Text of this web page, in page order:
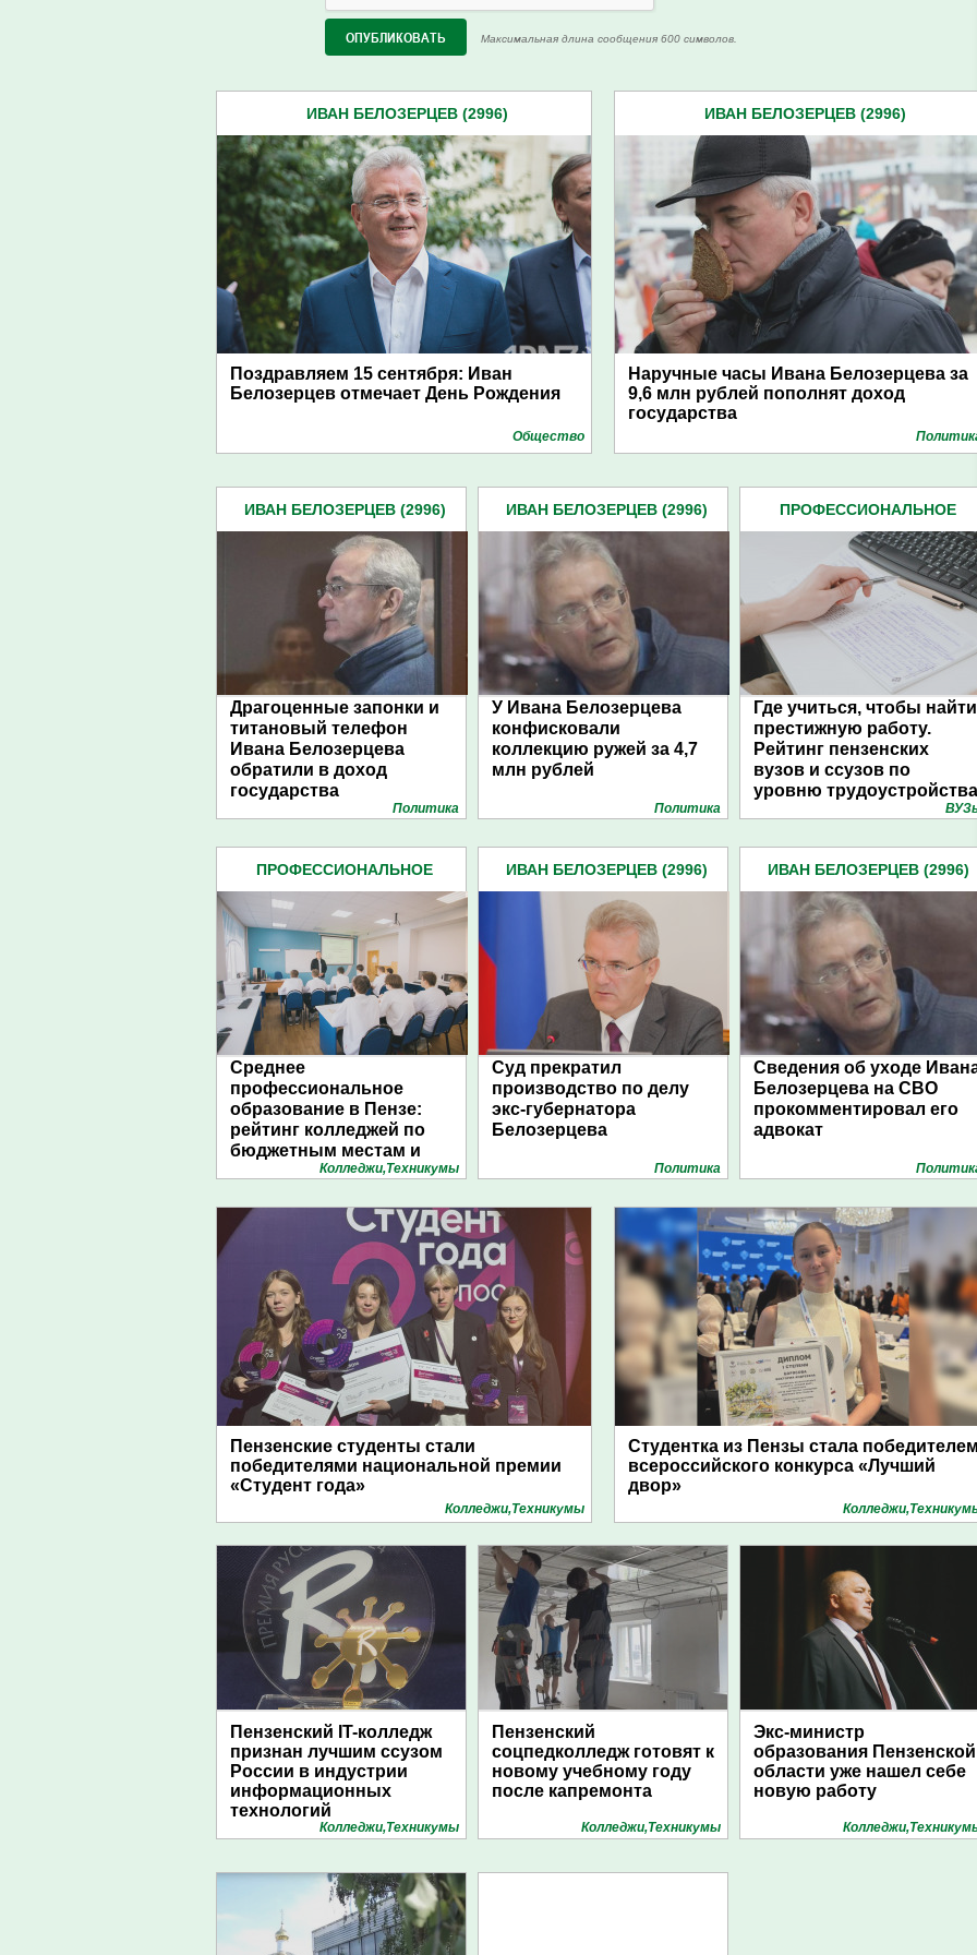
Максимальная длина сообщения 600 символов.
ИВАН БЕЛОЗЕРЦЕВ (2996)
Поздравляем 15 сентября: Иван
Белозерцев отмечает День Рождения
Общество
ИВАН БЕЛОЗЕРЦЕВ (2996)
Наручные часы Ивана Белозерцева за
9,6 млн рублей пополнят доход
государства
ИВАН БЕЛОЗЕРЦЕВ (2996)
Драгоценные запонки и
титановый телефон
Ивана Белозерцева
обратили в доход
государства
Политика
ИВАН БЕЛОЗЕРЦЕВ (2996)
У Ивана Белозерцева
конфисковали
коллекцию ружей за 4,7
млн рублей
Политика
ПРОФЕССИОНАЛЬНОЕ
Где учиться, чтобы найти
престижную работу.
Рейтинг пензенских
вузов и ссузов по
уровню трудоустройства
ПРОФЕССИОНАЛЬНОЕ
Среднее
профессиональное
образование в Пензе:
рейтинг колледжей по
бюджетным местам и
конкурсу. Инфографика
Колледжи,Техникумы
ИВАН БЕЛОЗЕРЦЕВ (2996)
Суд прекратил
производство по делу
экс-губернатора
Белозерцева
Политика
ИВАН БЕЛОЗЕРЦЕВ (2996)
Сведения об уходе
Белозерцева на СВО
прокомментировал его
адвокат
Пензенские студенты стали
победителями национальной премии
«Студент года»
Колледжи,Техникумы
Студентка из Пензы стала
всероссийского конкурса «Лучший
двор»
Пензенский IT-колледж
признан лучшим ссузом
России в индустрии
информационных
технологий
Колледжи,Техникумы
Пензенский
соцпедколледж готовят к
новому учебному году
после капремонта
Колледжи,Техникумы
Экс-министр
образования Пензенской
области уже нашел себе
новую работу